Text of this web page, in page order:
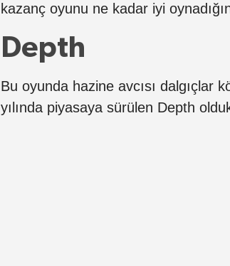
kazanç oyunu ne kadar iyi
Depth
Bu oyunda hazine avcısı dalgıçlar
yılında piyasaya sürülen Depth